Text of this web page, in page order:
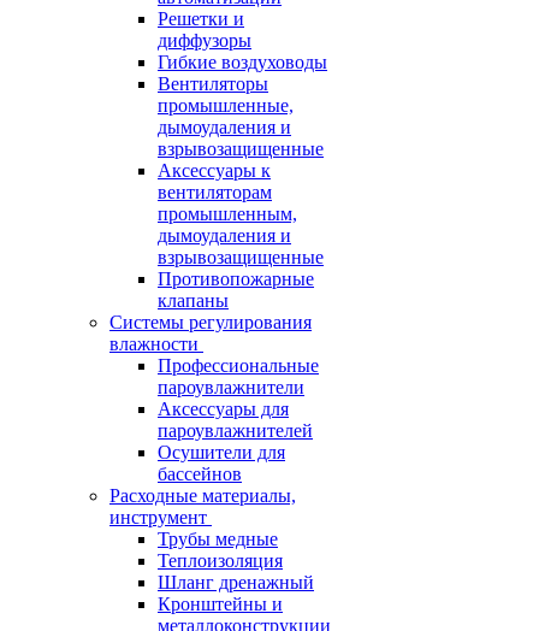
Решетки и
диффузоры
Гибкие воздуховоды
Вентиляторы
промышленные,
дымоудаления и
взрывозащищенные
Аксессуары к
вентиляторам
промышленным,
дымоудаления и
взрывозащищенные
Противопожарные
клапаны
Системы регулирования
влажности
Профессиональные
пароувлажнители
Аксессуары для
пароувлажнителей
Осушители для
бассейнов
Расходные материалы,
инструмент
Трубы медные
Теплоизоляция
Шланг дренажный
Кронштейны и
металлоконструкции